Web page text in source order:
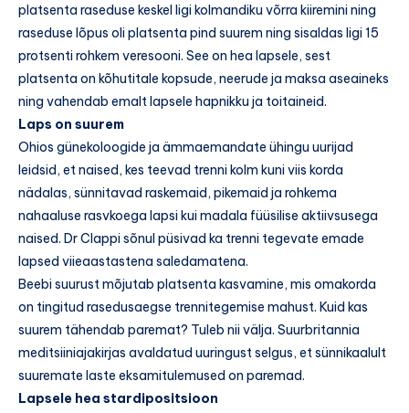
platsenta raseduse keskel ligi kolmandiku võrra kiiremini ning
raseduse lõpus oli platsenta pind suurem ning sisaldas ligi 15
protsenti rohkem veresooni. See on hea lapsele, sest
platsenta on kõhutitale kopsude, neerude ja maksa aseaineks
ning vahendab emalt lapsele hapnikku ja toitaineid.
Laps on suurem
Ohios günekoloogide ja ämmaemandate ühingu uurijad
leidsid, et naised, kes teevad trenni kolm kuni viis korda
nädalas, sünnitavad raskemaid, pikemaid ja rohkema
nahaaluse rasvkoega lapsi kui madala füüsilise aktiivsusega
naised. Dr Clappi sõnul püsivad ka trenni tegevate emade
lapsed viieaastastena saledamatena.
Beebi suurust mõjutab platsenta kasvamine, mis omakorda
on tingitud rasedusaegse trennitegemise mahust. Kuid kas
suurem tähendab paremat? Tuleb nii välja. Suurbritannia
meditsiiniajakirjas avaldatud uuringust selgus, et sünnikaalult
suuremate laste eksamitulemused on paremad.
Lapsele hea stardipositsioon